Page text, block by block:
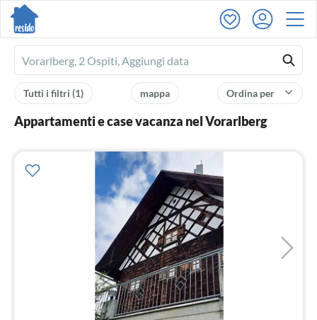
Ferienhausmiete
logo
Ordina per
mappa
Tutti i filtri (1)
Appartamenti e case vacanza nel Vorarlberg